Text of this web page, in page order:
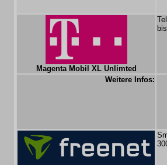
Magenta Mobil XL Unlimted
Weitere Infos: